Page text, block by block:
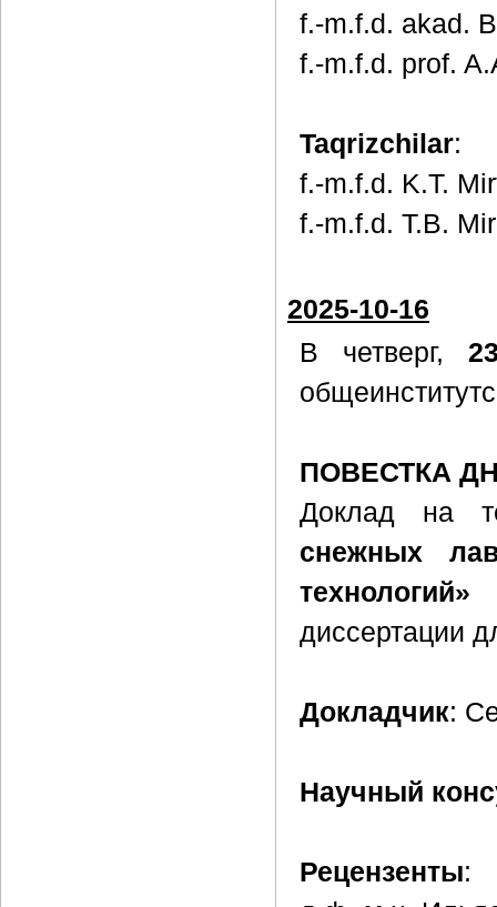
f.-m.f.d. akad.
f.-m.f.d. prof.
Taqrizchilar:
f.-m.f.d. K.T.
f.-m.f.d. T.B.
2025-10-16
В четверг,
ПОВЕСТКА
Доклад на
снежных
технологий»
диссертации
Докладчик:
Научный
Рецензенты: